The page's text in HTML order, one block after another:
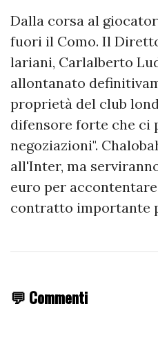
Dalla corsa al
fuori il Como. Il
lariani, Carlalberto
allontanato
proprietà del club
difensore forte che ci
negoziazioni".
all'Inter, ma
euro per
contratto importante
💬 Commenti